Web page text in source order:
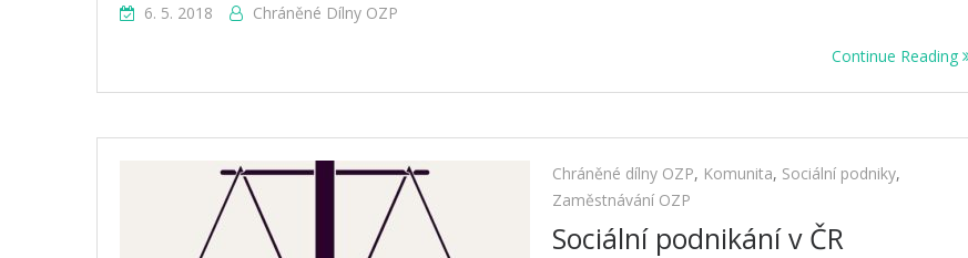
6. 5. 2018
Chráněné Dílny OZP
Continue Reading
Chráněné dílny OZP, Komunita, Sociální podniky,
Zaměstnávání OZP
Sociální podnikání v ČR